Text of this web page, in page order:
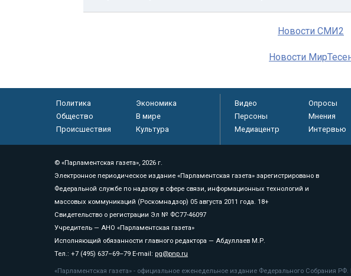
Новости СМИ2
Новости
Политика
Экономика
Общество
В мире
Происшествия
Культура
Видео Опросы
Персоны
Мнения
Медиацентр
Интервью
© «Парламентская газета», 2026 г.
Электронное периодическое издание «Парламентская газета» зарегистрировано в
Федеральной службе по надзору в сфере связи, информационных технологий и
массовых коммуникаций (Роскомнадзор) 05 августа 2011 года. 18+
Свидетельство о регистрации Эл № ФС77-46097
Учредитель — АНО «Парламентская газета»
Исполняющий обязанности главного редактора — Абдуллаев М.Р.
Тел.: +7 (495) 637–69–79 E-mail: pg@pnp.ru
«Парламентская газета» - официальное еженедельное издание Федерального Собрания